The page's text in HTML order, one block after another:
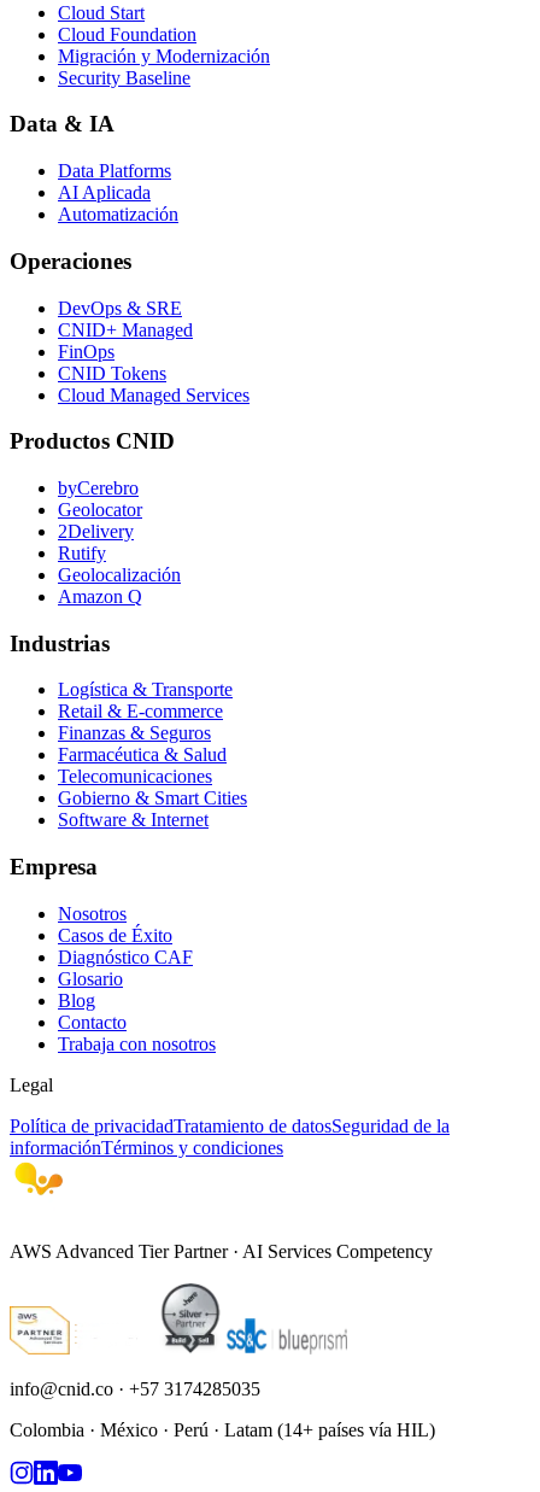
Cloud Start
Cloud Foundation
Migración y Modernización
Security Baseline
Data & IA
Data Platforms
AI Aplicada
Automatización
Operaciones
DevOps & SRE
CNID+ Managed
FinOps
CNID Tokens
Cloud Managed Services
Productos CNID
byCerebro
Geolocator
2Delivery
Rutify
Geolocalización
Amazon Q
Industrias
Logística & Transporte
Retail & E-commerce
Finanzas & Seguros
Farmacéutica & Salud
Telecomunicaciones
Gobierno & Smart Cities
Software & Internet
Empresa
Nosotros
Casos de Éxito
Diagnóstico CAF
Glosario
Blog
Contacto
Trabaja con nosotros
Legal
Política de privacidadTratamiento de datosSeguridad de la
informaciónTérminos y condiciones
AWS Advanced Tier Partner · AI Services Competency
info@cnid.co · +57 3174285035
Colombia · México · Perú · Latam (14+ países vía HIL)